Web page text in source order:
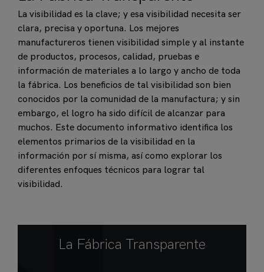
La visibilidad es la clave; y esa visibilidad necesita ser
clara, precisa y oportuna. Los mejores
manufactureros tienen visibilidad simple y al instante
de productos, procesos, calidad, pruebas e
información de materiales a lo largo y ancho de toda
la fábrica. Los beneficios de tal visibilidad son bien
conocidos por la comunidad de la manufactura; y sin
embargo, el logro ha sido difícil de alcanzar para
muchos. Este documento informativo identifica los
elementos primarios de la visibilidad en la
información por sí misma, así como explorar los
diferentes enfoques técnicos para lograr tal
visibilidad.
La Fábrica Transparente